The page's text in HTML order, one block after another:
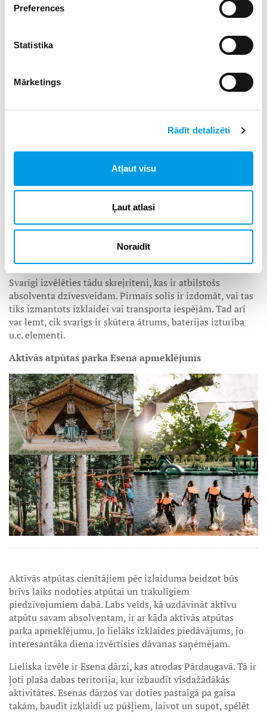
Preferences
Statistika
Mārketings
Rādīt detalizēti
Atļaut visu
Ļaut atlasi
Noraidīt
Lieliska dāvana absolventam izlaidumā varētu būt arī kāds
ekskluzīvs ikdienas gadžets, piemēram,
skrejritenis. Tas ir moderns pārvietošanās līdzeklis, kas
var kalpot arī par labi pavadītu laiku. Iespējams, tavam
skolniekam arī turpmāk noderēs skūteris, lai dotos uz
augstskolas lekcijām.
Svarīgi izvēlēties tādu skrejriteni, kas ir atbilstošs
absolventa dzīvesveidam. Pirmais solis ir izdomāt, vai tas
tiks izmantots izklaidei vai transporta iespējām. Tad arī
var lemt, cik svarīgs ir skūtera ātrums, baterijas izturība
u.c. elementi.
Aktīvās atpūtas parka Esena apmeklējums
Aktīvās atpūtas cienītājiem pēc izlaiduma beidzot būs
brīvs laiks nodoties atpūtai un trakulīgiem
piedzīvojumiem dabā. Labs veids, kā uzdāvināt aktīvu
atpūtu savam absolventam, ir ar kāda aktīvās atpūtas
parka apmeklējumu. Jo lielāks izklaides piedāvājums, jo
interesantāka diena izvērtīsies dāvanas saņēmējam.
Lieliska izvēle ir Esena dārzi, kas atrodas Pārdaugavā. Tā ir
ļoti plaša dabas teritorija, kur izbaudīt visdažādākās
aktivitātes. Esenas dārzos var doties pastaigā pa gaisa
takām, baudīt izklaidi uz pūšļiem, laivot un supot, spēlēt